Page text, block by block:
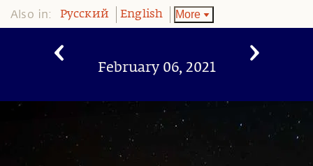
Also in: Pусский English More
February 06, 2021